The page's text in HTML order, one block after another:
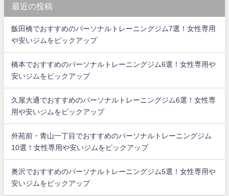
最近の投稿
飯田橋でおすすめのパーソナルトレーニングジム7選！女性専用
や安いジムをピックアップ
橋本でおすすめのパーソナルトレーニングジム6選！女性専用や
安いジムをピックアップ
久屋大通でおすすめのパーソナルトレーニングジム6選！女性専
用や安いジムをピックアップ
外苑前・青山一丁目でおすすめのパーソナルトレーニングジム
10選！女性専用や安いジムをピックアップ
奥沢でおすすめのパーソナルトレーニングジム5選！女性専用や
安いジムをピックアップ